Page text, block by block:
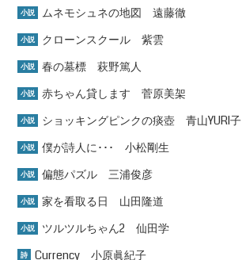
小説 ムネモシュネの地図 遠藤徹
小説 クローンスクール 紫雲
小説 春の墓標 萩野篤人
小説 赤ちゃん貸します 菅原美架
小説 ショッキングピンクの痰壺 青山YURI子
小説 僕が詩人に･･･ 小松剛生
小説 偏態パズル 三浦俊彦
小説 家を看取る日 山田隆道
小説 ツルツルちゃん2 仙田学
詩 Currency 小原眞紀子